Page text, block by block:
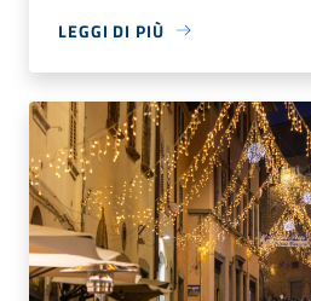
LEGGI DI PIÙ